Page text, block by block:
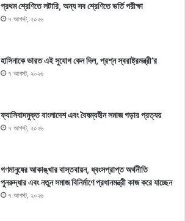
প্রথম শ্রেণিতে লটারি, অন্য সব শ্রেণিতে ভর্তি পরীক্ষা
৭ আগস্ট, ২০২৬
হাসিনাকে ভারত এই সুযোগ কেন দিল, প্রশ্ন স্বরাষ্ট্রমন্ত্রী’র
৭ আগস্ট, ২০২৬
ফ্যাসিবাদমুক্ত বাংলাদেশ এবং বৈষম্যহীন সমাজ গড়ার প্রত্যয়
৭ আগস্ট, ২০২৬
গণমানুষের আকাঙ্খার বাস্তবায়ন, ধ্বংসপ্রাপ্ত অর্থনীতি
পুনরুদ্ধার এবং নতুন সমাজ বিনির্মাণে প্রধানমন্ত্রী কাজ করে যাচ্ছেন
৭ আগস্ট, ২০২৬